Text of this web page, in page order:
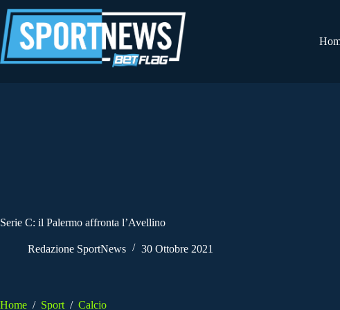
al
contenuto
Serie C: il Palermo affronta l’Avellino
Redazione SportNews 30 Ottobre 2021
Home / Sport / Calcio